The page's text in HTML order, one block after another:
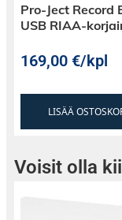
Pro-Ject Record
USB RIAA-
169,00€/kpl
LISÄÄ
Voisit olla